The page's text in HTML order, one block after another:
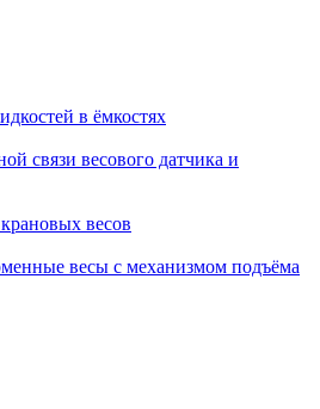
в ёмкостях
связи весового датчика и
весов
весы с механизмом подъёма